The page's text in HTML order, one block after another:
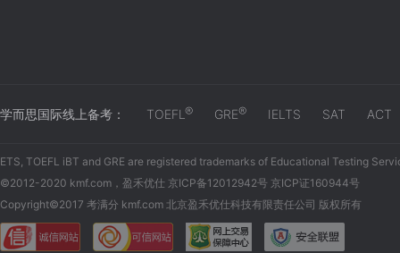
学而思国际线上备考： TOEFL ® GRE® IELTS SAT ACT
ETS, TOEFL iBT and GRE are registered trademarks of Educational Testing
©2012-2020 kmf.com，盈禾优仕 京ICP备12012942号 京ICP证160944号
Copyright©2017 考满分 kmf.com 北京盈禾优仕科技有限责任公司 版权所有